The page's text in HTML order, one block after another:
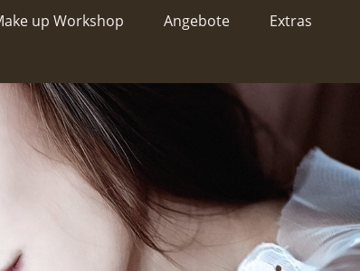
up Workshop Angebote Extras